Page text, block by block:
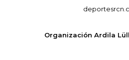
Organización Ardila